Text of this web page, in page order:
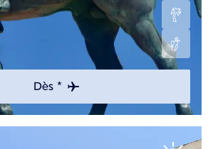
Dès *